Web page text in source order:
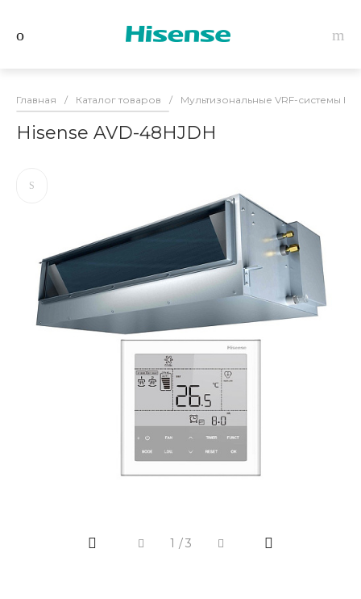
Главная / Каталог товаров / Мультизональные VRF-системы
Hisense AVD-48HJDH
1 /3